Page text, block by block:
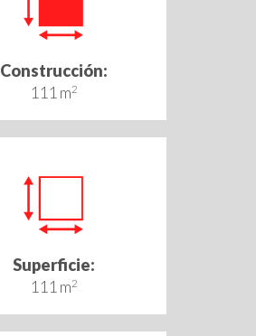
Construcción:
111 m2
Superficie:
111 m2